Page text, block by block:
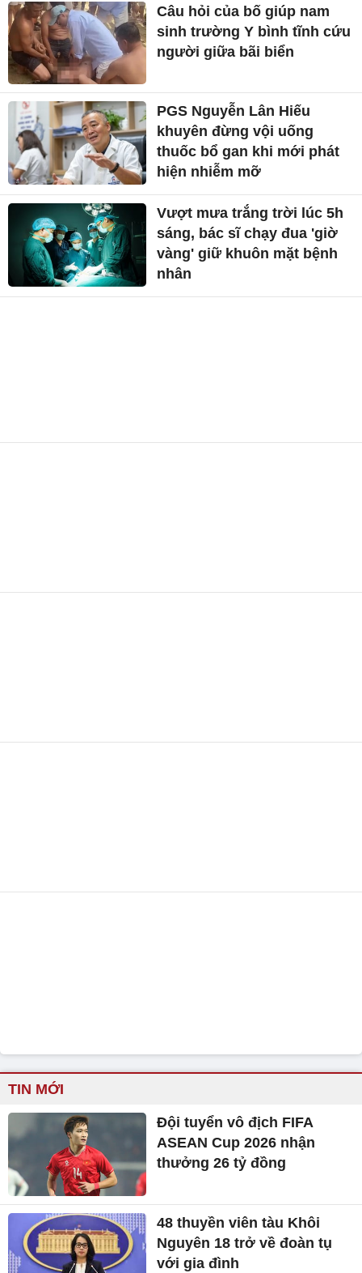
Câu hỏi của bố giúp nam
sinh trường Y bình tĩnh cứu
người giữa bãi biển
PGS Nguyễn Lân Hiếu
khuyên đừng vội uống
thuốc bổ gan khi mới phát
hiện nhiễm mỡ
Vượt mưa trắng trời lúc 5h
sáng, bác sĩ chạy đua 'giờ
vàng' giữ khuôn mặt bệnh
nhân
TIN MỚI
Đội tuyển vô địch FIFA
ASEAN Cup 2026 nhận
thưởng 26 tỷ đồng
48 thuyền viên tàu Khôi
Nguyên 18 trở về đoàn tụ
với gia đình